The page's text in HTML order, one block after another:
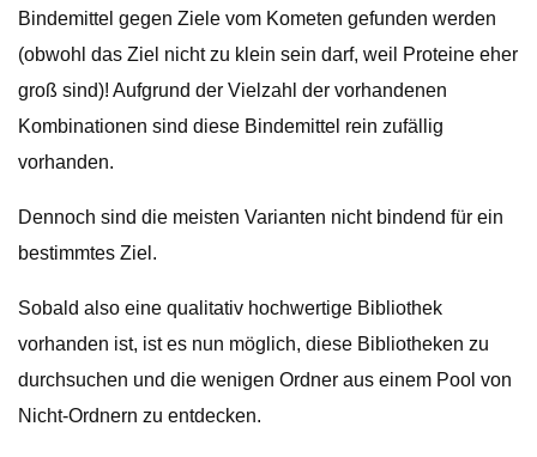
Bindemittel gegen Ziele vom Kometen gefunden werden
(obwohl das Ziel nicht zu klein sein darf, weil Proteine ​​eher
groß sind)! Aufgrund der Vielzahl der vorhandenen
Kombinationen sind diese Bindemittel rein zufällig
vorhanden.
Dennoch sind die meisten Varianten nicht bindend für ein
bestimmtes Ziel.
Sobald also eine qualitativ hochwertige Bibliothek
vorhanden ist, ist es nun möglich, diese Bibliotheken zu
durchsuchen und die wenigen Ordner aus einem Pool von
Nicht-Ordnern zu entdecken.